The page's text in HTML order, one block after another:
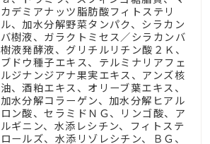
カデミアナッツ脂肪酸フィトステリ
ル、加水分解野菜タンパク、シラカン
バ樹液、ガラクトミセス／シラカンバ
樹液発酵液、グリチルリチン酸２Ｋ、
ブドウ種子エキス、テルミナリアフェ
ルジナンジアナ果実エキス、アンズ核
油、酒粕エキス、オリーブ葉エキス、
加水分解コラーゲン、加水分解ヒアル
ロン酸、セラミドＮＧ、リンゴ酸、ア
ルギニン、水添レシチン、フィトステ
ロールズ、水添リゾレシチン、ＢＧ、